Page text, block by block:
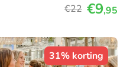
€22 €9,95
31% korting